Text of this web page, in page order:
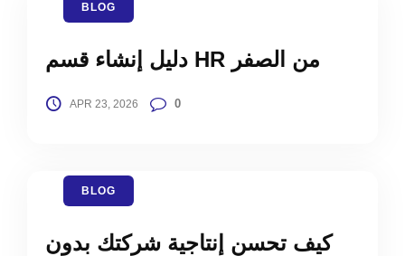
BLOG
دليل إنشاء قسم HR من الصفر
APR 23, 2026 0
BLOG
كيف تحسن إنتاجية شركتك بدون